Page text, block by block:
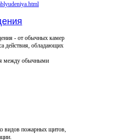
- от обычных камер
действия, обладающих
между обычными
видов пожарных щитов,